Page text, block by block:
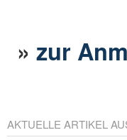
»zur
AKTUELLE ARTIKEL